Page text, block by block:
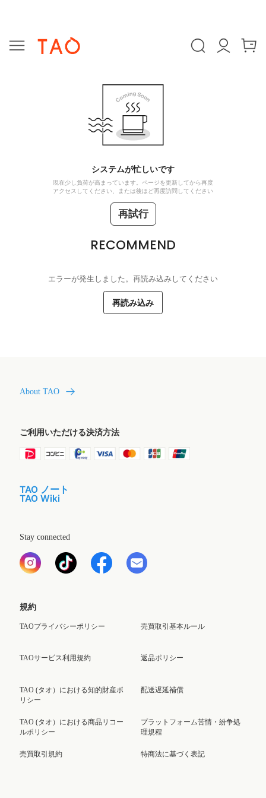
システムが忙しいです
現在少し負荷が高まっています。ページを更新してから再度
アクセスしてください、または後ほど再度訪問してください
再試行
RECOMMEND
エラーが発生しました。再読み込みしてください
再読み込み
About TAO
ご利用いただける決済方法
TAO ノート
TAO Wiki
Stay connected
規約
TAOプライバシーポリシー
TAOサービス利用規約
TAO (タオ）における知的財産ポ
リシー
TAO (タオ）における商品リコー
ルポリシー
売買取引規約
売買取引基本ルール
返品ポリシー
配送遅延補償
プラットフォーム苦情・紛争処
理規程
特商法に基づく表記